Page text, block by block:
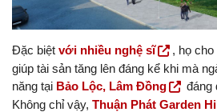
Đặc biệt với nhiều nghệ sĩ
, họ
giúp tài sản tăng lên đáng kể khi mà
năng tại Bảo Lộc, Lâm Đồng
đáng
Không chỉ vậy, Thuận Phát Garden